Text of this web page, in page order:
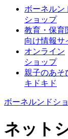
ボーネルン
ショップ
教育・保育
向け情報サ
オンライン
ショップ
親子のあそ
キドキド
ボーネルンドシ
ネット